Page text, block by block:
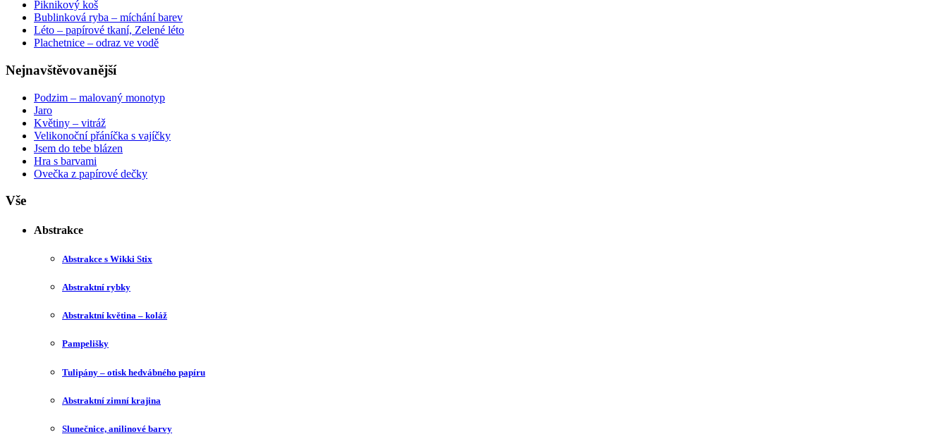
Piknikový koš
Bublinková ryba – míchání barev
Léto – papírové tkaní, Zelené léto
Plachetnice – odraz ve vodě
Nejnavštěvovanější
Podzim – malovaný monotyp
Jaro
Květiny – vitráž
Velikonoční přáníčka s vajíčky
Jsem do tebe blázen
Hra s barvami
Ovečka z papírové dečky
Vše
Abstrakce
Abstrakce s Wikki Stix
Abstraktní rybky
Abstraktní květina – koláž
Pampelišky
Tulipány – otisk hedvábného papíru
Abstraktní zimní krajina
Slunečnice, anilinové barvy